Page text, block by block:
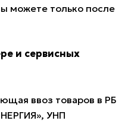
можете только после
и сервисных
ввоз товаров в РБ
УНП